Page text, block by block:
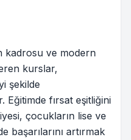
kadrosu ve modern
kurslar,
şekilde
Eğitimde fırsat eşitliğini
çocukların lise ve
başarılarını artırmak